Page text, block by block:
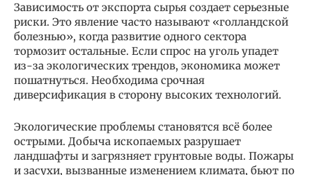
Зависимость от экспорта сырья создает серьезные
риски. Это явление часто называют «голландской
болезнью», когда развитие одного сектора
тормозит остальные. Если спрос на уголь упадет
из-за экологических трендов, экономика может
пошатнуться. Необходима срочная
диверсификация в сторону высоких технологий.
Экологические проблемы становятся всё более
острыми. Добыча ископаемых разрушает
ландшафты и загрязняет грунтовые воды. Пожары
и засухи, вызванные изменением климата, бьют по